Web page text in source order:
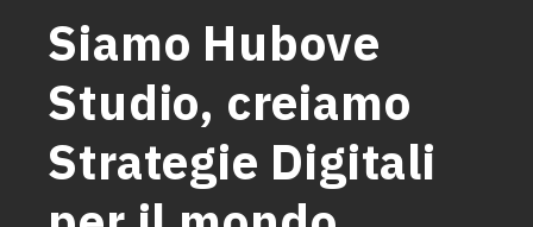
Siamo Hubove
Studio, creiamo
Strategie Digitali